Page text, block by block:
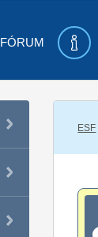
FÓRUM
ESF